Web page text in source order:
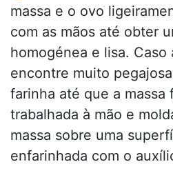
massa e o ovo
com as mãos até obter
homogénea e lisa. Caso
encontre muito
farinha até que a
trabalhada à mão e
massa sobre uma
enfarinhada com o